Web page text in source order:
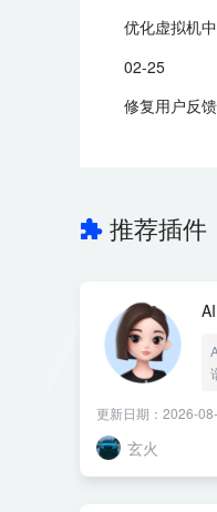
优化虚拟机
02-25
修复用户反
推荐插件
更新日期：2026-
玄火